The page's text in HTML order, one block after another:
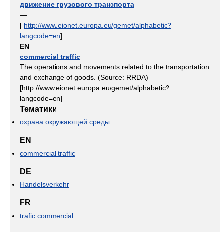
движение грузового транспорта
—
[ http://www.eionet.europa.eu/gemet/alphabetic?
langcode=en]
EN
commercial traffic
The operations and movements related to the transportation
and exchange of goods. (Source: RRDA)
[http://www.eionet.europa.eu/gemet/alphabetic?
langcode=en]
Тематики
охрана окружающей среды
EN
commercial traffic
DE
Handelsverkehr
FR
trafic commercial